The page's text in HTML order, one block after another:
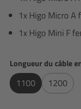
1x Higo Micro A
1x Higo Mini F
Sélectionnez
Longueur du câble
1100 1200